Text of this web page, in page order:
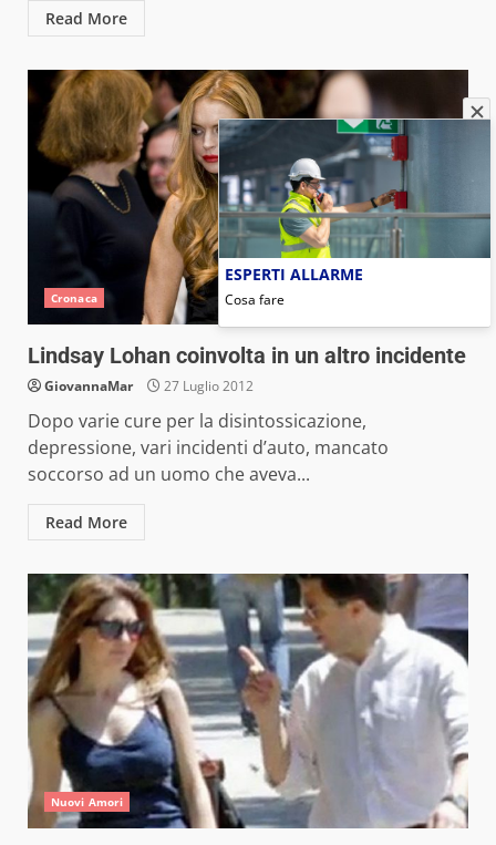
Read More
Cronaca
Lindsay Lohan coinvolta in un altro incidente
GiovannaMar 27 Luglio 2012
Dopo varie cure per la disintossicazione,
depressione, vari incidenti d’auto, mancato
soccorso ad un uomo che aveva...
Read More
Nuovi Amori
ESPERTI ALLARME
Cosa fare